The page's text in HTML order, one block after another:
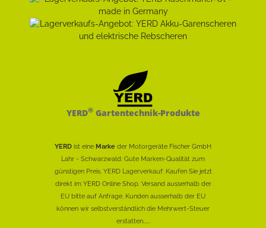
YERD®Gartentechnik-Produkte
YERD ist eine Marke der Motorgeräte Fischer GmbH
Lahr - Schwarzwald: Gute Marken-Qualität zum
günstigen Preis. YERD Lagerverkauf: Kaufen Sie jetzt
direkt im YERD Online Shop. Versand ausserhalb der
EU bitte auf Anfrage. Kunden ausserhalb der EU
können wir selbstverständlich die Mehrwert-Steuer
erstatten......